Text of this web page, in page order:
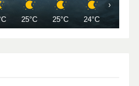
25°C 25°C 24°C
›